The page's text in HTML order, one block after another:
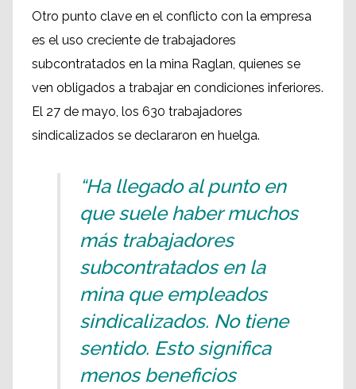
Otro punto clave en el conflicto con la empresa
es el uso creciente de trabajadores
subcontratados en la mina Raglan, quienes se
ven obligados a trabajar en condiciones inferiores.
El 27 de mayo, los 630 trabajadores
sindicalizados se declararon en huelga.
“Ha llegado al punto en
que suele haber muchos
más trabajadores
subcontratados en la
mina que empleados
sindicalizados. No tiene
sentido. Esto significa
menos beneficios